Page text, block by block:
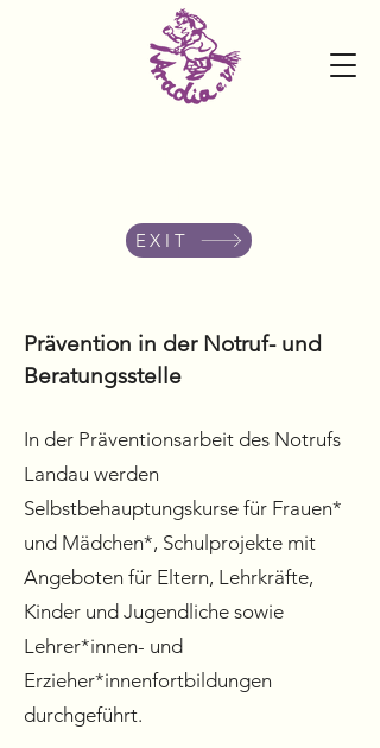
EXIT
Prävention in der Notruf- und
Beratungsstelle
In der Präventionsarbeit des Notrufs
Landau werden
Selbstbehauptungskurse für Frauen*
und Mädchen*, Schulprojekte mit
Angeboten für Eltern, Lehrkräfte,
Kinder und Jugendliche sowie
Lehrer*innen- und
Erzieher*innenfortbildungen
durchgeführt.